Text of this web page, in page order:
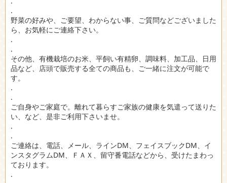
.
野菜の好みや、ご要望、わからない事、ご質問などございました
ら、お気軽にご連絡下さい。
.
.
その他、有機栽培のお米、平飼い有精卵、調味料、加工品、日用
品など、店頭で販売する全ての商品も、ご一緒に注文が可能で
す。
.
.
ご自身やご家庭で。離れて暮らすご家族の健康を気遣って送りた
い、など、是非ご利用下さいませ。
.
.
ご連絡は、電話、メール、ラインDM、フェイスブックDM、イ
ンスタグラムDM、ＦＡＸ、留守番電話などから、受けたまわっ
ております。
.